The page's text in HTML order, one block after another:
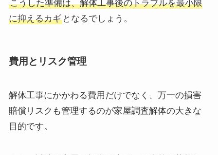
こうした準備は、解体工事後のトラブルを最小限
解体工事にかかわる費用だけでなく、万一の損害
賠償リスクも管理するのが家屋調査解体の大きな